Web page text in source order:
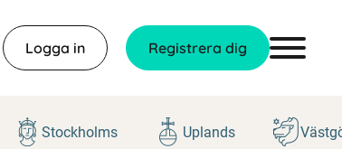
Logga in Registrera dig
Stockholms Uplands